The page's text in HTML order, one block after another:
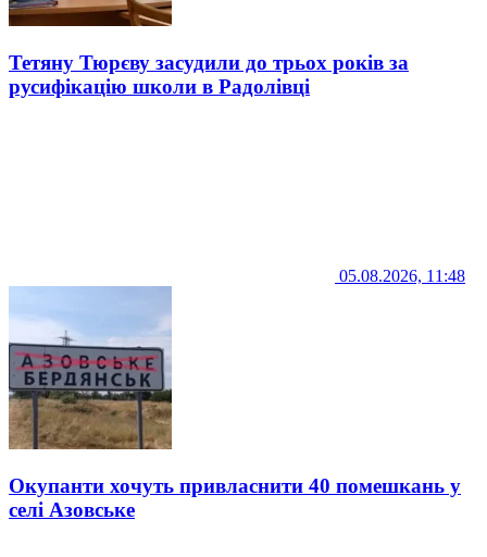
Тетяну Тюрєву засудили до трьох років за
русифікацію школи в Радолівці
05.08.2026, 11:48
Окупанти хочуть привласнити 40 помешкань у
селі Азовське